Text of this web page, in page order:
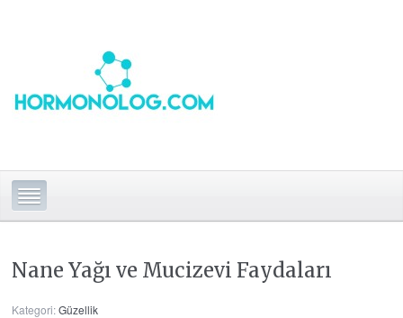
Nane Yağı ve Mucizevi Faydaları
Kategori:Güzellik